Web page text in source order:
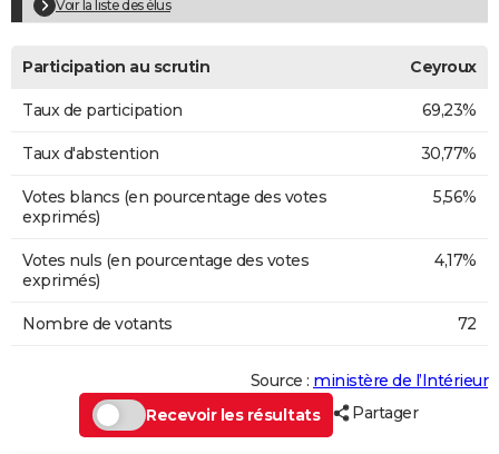
S'inscrire
Se connecter
Lycées
Collèges
Primaires
Universités
Entreprises
Service militaire
Avis de recherche
AVIS DE DÉCÈS
FORUM
Voir la liste des élus
Participation au scrutin Ceyroux
Taux de participation 69,23%
Taux d'abstention 30,77%
Votes blancs (en pourcentage des votes
exprimés)
5,56%
Votes nuls (en pourcentage des votes
exprimés)
4,17%
Nombre de votants 72
Source : ministère de l’Intérieur
Recevoir les résultats
Partager